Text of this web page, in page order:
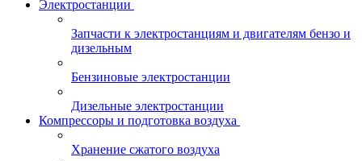
Электростанции
Запчасти к электростанциям и двигателям бензо и
дизельным
Бензиновые электростанции
Дизельные электростанции
Компрессоры и подготовка воздуха
Хранение сжатого воздуха